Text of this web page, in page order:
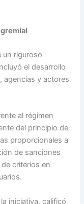
un riguroso
el desarrollo
agencias y actores
al régimen
del principio de
proporcionales a
de sanciones
criterios en
iniciativa, calificó